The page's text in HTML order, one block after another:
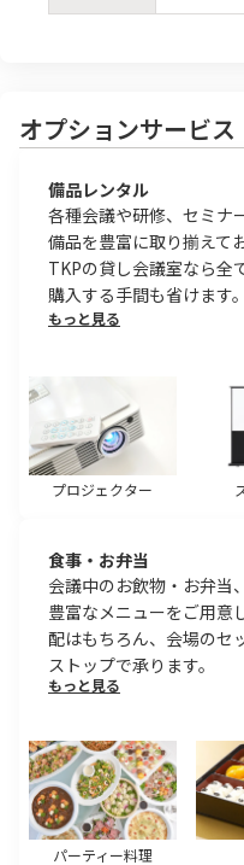
オプションサービス
備品レンタル
各種会議や研修、セミナ
備品を豊富に取り揃えて
TKPの貸し会議室なら全
購入する手間も省けます。
もっと見る
プロジェクター
食事・お弁当
会議中のお飲物・お弁当
豊富なメニューをご用意
配はもちろん、会場のセ
ストップで承ります。
もっと見る
パーティー料理